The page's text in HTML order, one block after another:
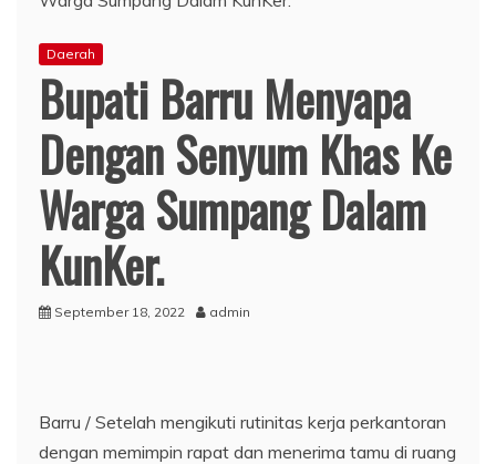
Daerah
Bupati Barru Menyapa
Dengan Senyum Khas Ke
Warga Sumpang Dalam
KunKer.
September 18, 2022 admin
Barru / Setelah mengikuti rutinitas kerja perkantoran
dengan memimpin rapat dan menerima tamu di ruang